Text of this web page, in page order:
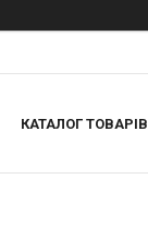
КАТАЛОГ ТОВАРІВ